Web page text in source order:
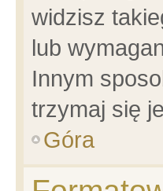
widzisz
lub
Innym
trzymaj się
Góra